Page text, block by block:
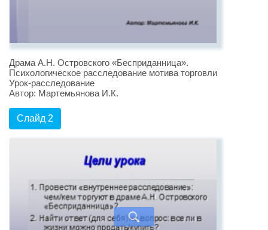
Драма А.Н. Островского «Бесприданница».
Психологическое расследование мотива торговли
Урок-расследование
Автор: Мартемьянова И.К.
Слайд 2